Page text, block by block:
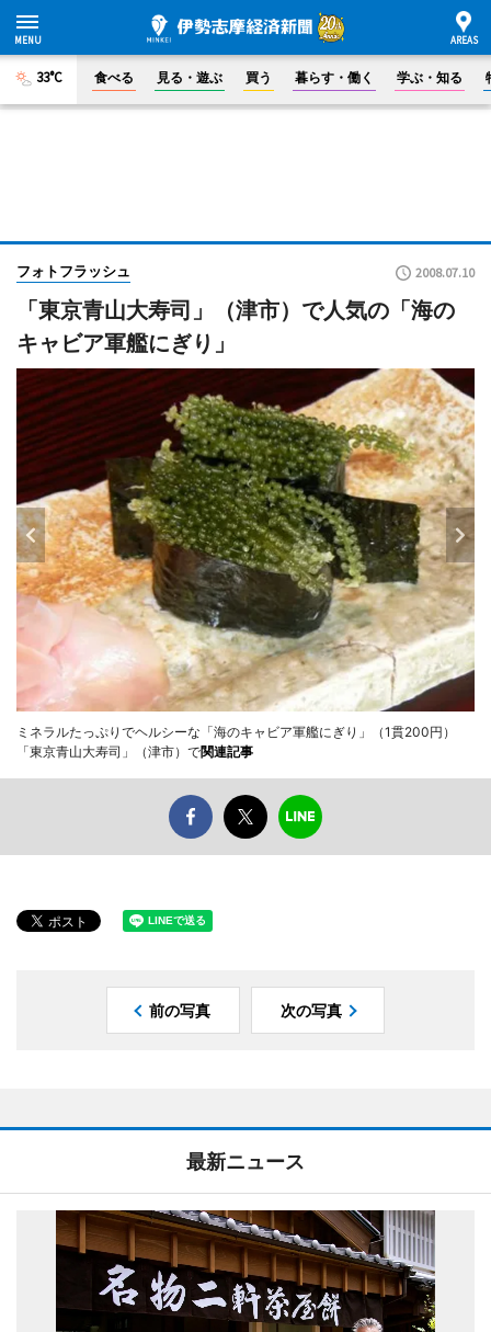
33°C 食べる 見る・遊ぶ 買う 暮らす・働く 学ぶ・知る
フォトフラッシュ 2008.07.10
「東京青山大寿司」（津市）で人気の「海の
キャビア軍艦にぎり」
ミネラルたっぷりでヘルシーな「海のキャビア軍艦にぎり」（1貫200円）
「東京青山大寿司」（津市）で関連記事
前の写真 次の写真
最新ニュース